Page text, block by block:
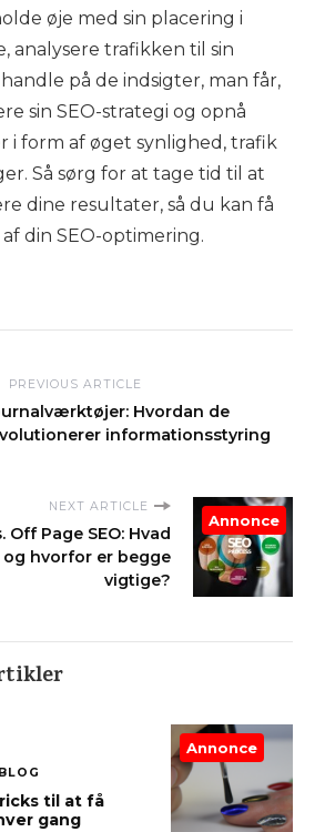
øje med sin placering i
analysere trafikken til sin
på de indsigter, man får,
sin SEO-strategi og opnå
i form af øget synlighed, trafik
Så sørg for at tage tid til at
dine resultater, så du kan få
din SEO-optimering.
PREVIOUS ARTICLE
Hvordan de
informationsstyring
NEXT ARTICLE
Off Page SEO: Hvad
og hvorfor er begge
vigtige?
Annonce
til at få
gang
Annonce